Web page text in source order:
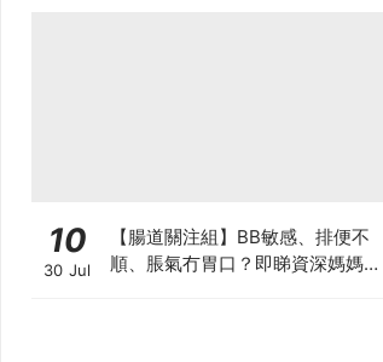
10
30 Jul
【腸道關注組】BB敏感、排便不
順、脹氣冇胃口？即睇資深媽媽分